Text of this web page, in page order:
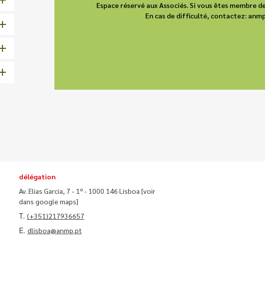
Espace réservé aux Associés. Si vous êtes membre
En cas de difficulté, contactez:
délégation
Av. Elias Garcia, 7 - 1º - 1000 146 Lisboa [voir
dans google maps]
T. (+351)217936657
E. dlisboa@anmp.pt